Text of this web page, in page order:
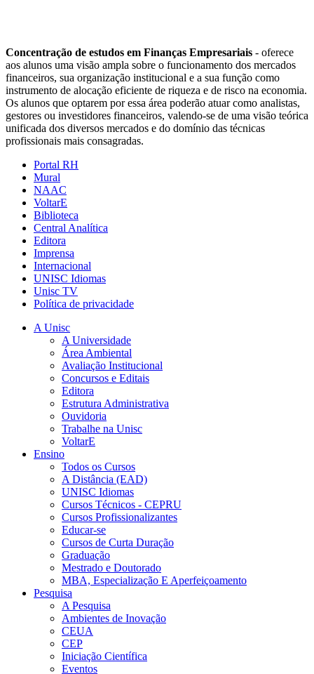
Concentração de estudos em Finanças Empresariais - oferece
aos alunos uma visão ampla sobre o funcionamento dos mercados
financeiros, sua organização institucional e a sua função como
instrumento de alocação eficiente de riqueza e de risco na economia.
Os alunos que optarem por essa área poderão atuar como analistas,
gestores ou investidores financeiros, valendo-se de uma visão teórica
unificada dos diversos mercados e do domínio das técnicas
profissionais mais consagradas.
Portal RH
Mural
NAAC
VoltarE
Biblioteca
Central Analítica
Editora
Imprensa
Internacional
UNISC Idiomas
Unisc TV
Política de privacidade
A Unisc
A Universidade
Área Ambiental
Avaliação Institucional
Concursos e Editais
Editora
Estrutura Administrativa
Ouvidoria
Trabalhe na Unisc
VoltarE
Ensino
Todos os Cursos
A Distância (EAD)
UNISC Idiomas
Cursos Técnicos - CEPRU
Cursos Profissionalizantes
Educar-se
Cursos de Curta Duração
Graduação
Mestrado e Doutorado
MBA, Especialização E Aperfeiçoamento
Pesquisa
A Pesquisa
Ambientes de Inovação
CEUA
CEP
Iniciação Científica
Eventos